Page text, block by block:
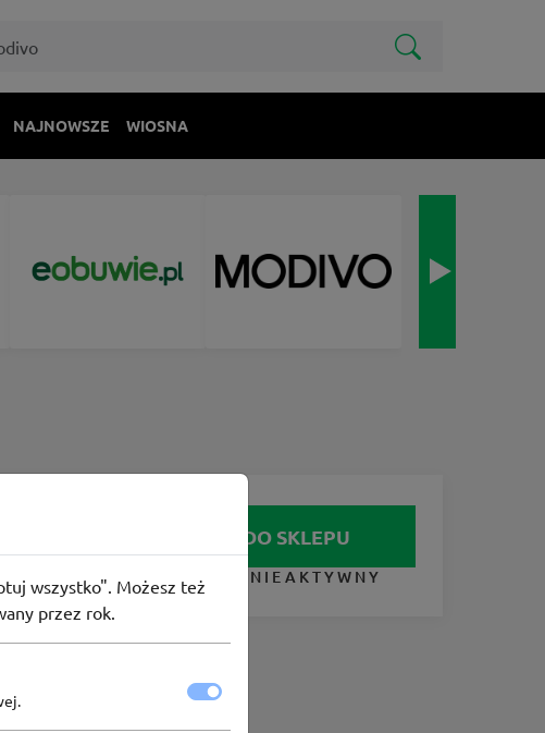
NAJNOWSZE WIOSNA
IDŹ DO SKLEPU
KUPON NIEAKTYWNY
wszystko". Możesz też
przez rok.